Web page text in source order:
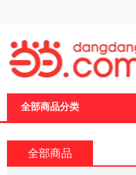
全部商品分类
全部商品
页
加